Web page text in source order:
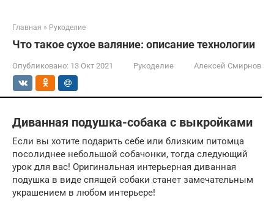
Главная » Рукоделие
Что такое сухое валяние: описание технологии
Опубликовано: 13 Окт 2021 Рукоделие Алексей Смирнов
Диванная подушка-собака с выкройками
Если вы хотите подарить себе или близким питомца
посолиднее небольшой собачонки, тогда следующий
урок для вас! Оригинальная интерьерная диванная
подушка в виде спящей собаки станет замечательным
украшением в любом интерьере!